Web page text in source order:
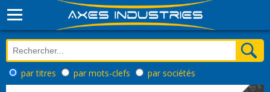
par titres par mots-clefs par sociétés